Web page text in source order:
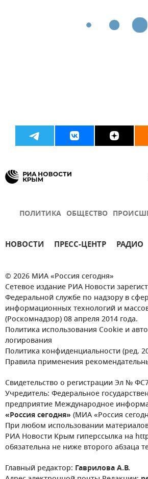
ПОЛИТИКА ОБЩЕСТВО
НОВОСТИ ПРЕСС-ЦЕНТР РАДИО
© 2026 МИА «Россия сегодня»
Сетевое издание РИА Новости
Федеральной службе по надзору в
информационных технологий и
(Роскомнадзор) 08 апреля 2014 года.
Политика использования Cookie и
логирования
Политика конфиденциальности (ред.
Правила применения
Свидетельство о регистрации Эл №
Учредитель: Федеральное
предприятие Международное
«Россия сегодня» (МИА «Россия
При любом использовании
РИА Новости Крым гиперссылка на
обязательна не ниже второго абзаца
Главный редактор: Гаврилова А.В.